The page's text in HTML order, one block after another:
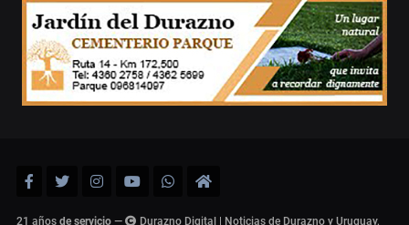
21 años de servicio — Durazno Digital | Noticias de Durazno y Uruguay,